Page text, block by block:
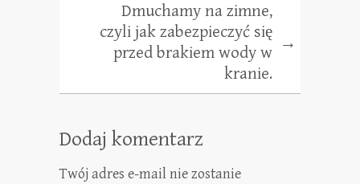
Dmuchamy na zimne,
czyli jak zabezpieczyć się
przed brakiem wody w
kranie.
→
Dodaj komentarz
Twój adres e-mail nie zostanie